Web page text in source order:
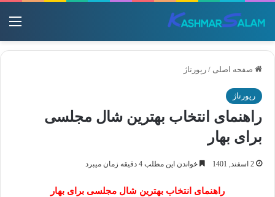
صفحه اصلی / رپورتاژ
رپورتاژ
راهنمای انتخاب بهترین شال مجلسی
برای بهار
2 اسفند, 1401 خواندن این مطلب 4 دقیقه زمان میبرد
راهنمای انتخاب بهترین شال مجلسی برای بهار